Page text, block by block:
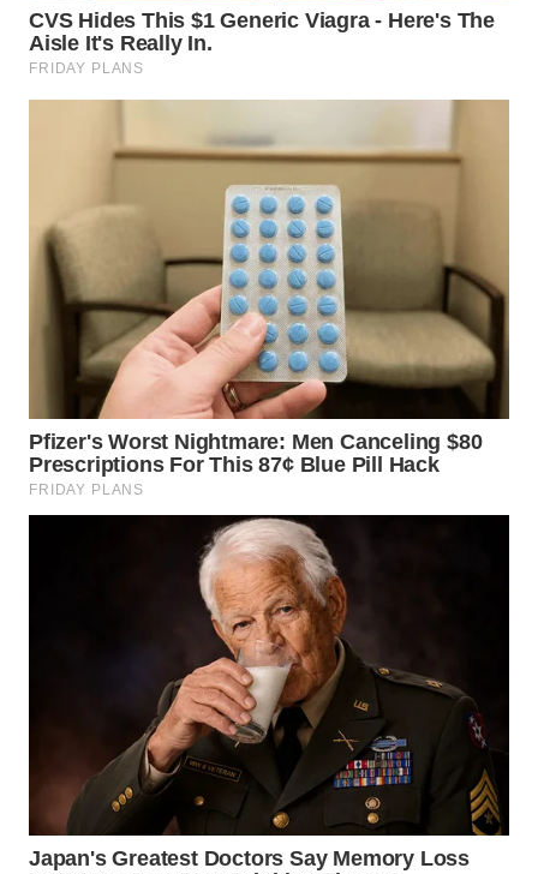
DANAU
TOBA
WN
LANGKAT
WN
TAPANULI
TANJUNG
LESUNG
WN
TAPANULI
TENGAH